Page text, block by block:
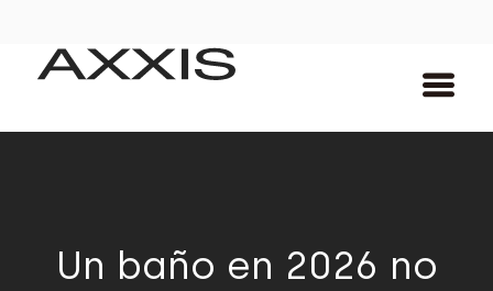
Un baño en 2026 no